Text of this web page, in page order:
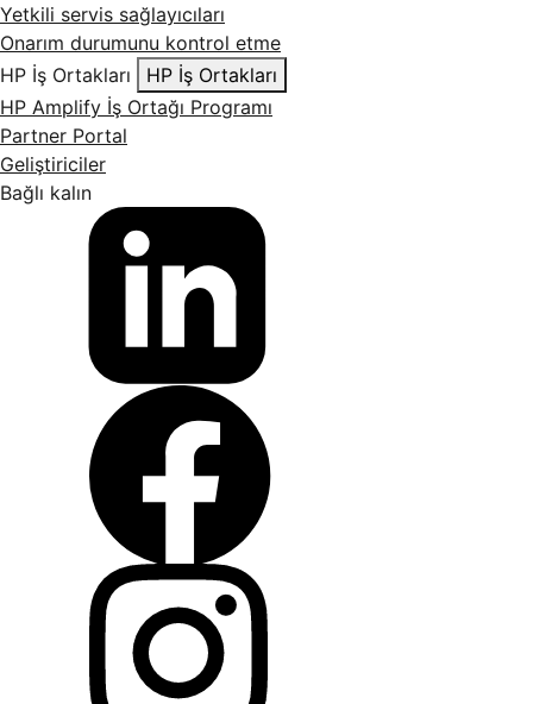
Yetkili servis sağlayıcıları
Onarım durumunu kontrol etme
HP İş Ortakları
HP İş Ortakları
HP Amplify İş Ortağı Programı
Partner Portal
Geliştiriciler
Bağlı kalın